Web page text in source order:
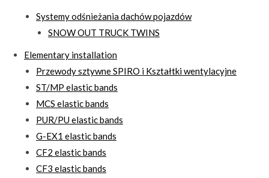
Systemy odśnieżania dachów pojazdów
SNOW OUT TRUCK TWINS
Elementary installation
Przewody sztywne SPIRO i Kształtki wentylacyjne
ST/MP elastic bands
MCS elastic bands
PUR/PU elastic bands
G-EX1 elastic bands
CF2 elastic bands
CF3 elastic bands